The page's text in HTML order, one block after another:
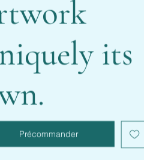
its
Précommander